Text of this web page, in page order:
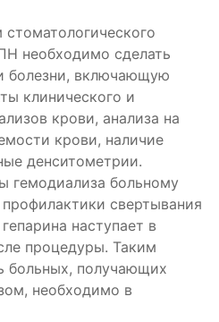
необходимо сделать
болезни, включающую
клинического и
крови, анализа на
крови, наличие
денситометрии.
гемодиализа больному
свертывания
наступает в
процедуры. Таким
больных, получающих
необходимо в